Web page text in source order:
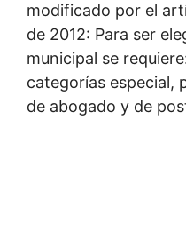
modificado por el
de 2012: Para ser
municipal se
categorías especial,
de abogado y de